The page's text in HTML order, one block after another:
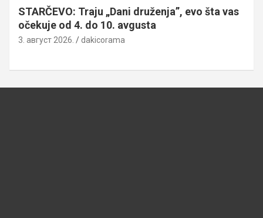
STARČEVO: Traju „Dani druženja”, evo šta vas
očekuje od 4. do 10. avgusta
3. август 2026. dakicorama